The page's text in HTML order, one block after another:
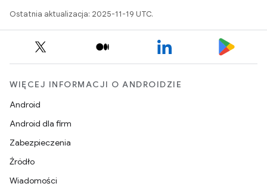
Ostatnia aktualizacja: 2025-11-19 UTC.
WIĘCEJ INFORMACJI O ANDROIDZIE
Android
Android dla firm
Zabezpieczenia
Źródło
Wiadomości